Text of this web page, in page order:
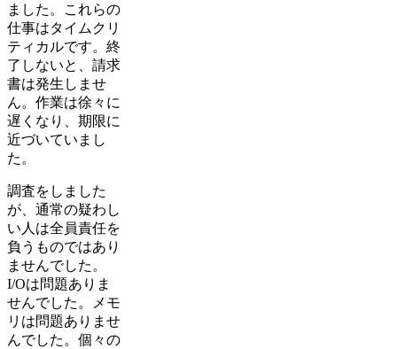
ました。これらの
仕事はタイムクリ
ティカルです。終
了しないと、請求
書は発生しませ
ん。作業は徐々に
遅くなり、期限に
近づいていまし
た。
調査をしました
が、通常の疑わし
い人は全員責任を
負うものではあり
ませんでした。
I/Oは問題ありま
せんでした。メモ
リは問題ありませ
んでした。個々の